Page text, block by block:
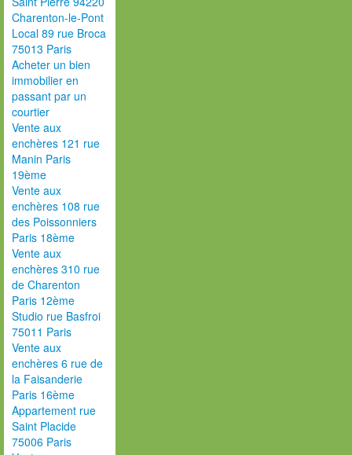
Charenton-le-Pont
Local 89 rue Broca
75013 Paris
Acheter un bien
immobilier en
passant par un
courtier
Vente aux
enchères 121 rue
Manin Paris
19ème
Vente aux
enchères 108 rue
des Poissonniers
Paris 18ème
Vente aux
enchères 310 rue
de Charenton
Paris 12ème
Studio rue Basfroi
75011 Paris
Vente aux
enchères 6 rue de
la Faisanderie
Paris 16ème
Appartement rue
Saint Placide
75006 Paris